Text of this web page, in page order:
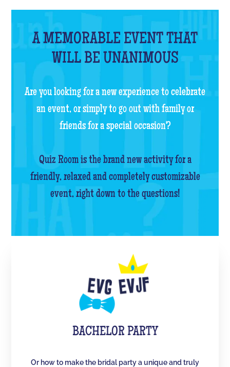
A MEMORABLE EVENT THAT
WILL BE UNANIMOUS
Are you looking for a new experience to celebrate
an event, or simply to go out with family or
friends for a special occasion?
Quiz Room is the brand new activity for a
friendly, relaxed and completely customizable
event, right down to the questions!
BACHELOR PARTY
Or how to make the bridal party a unique and truly